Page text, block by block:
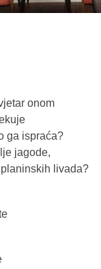
onom
ga ispraća?
jagode,
livada?